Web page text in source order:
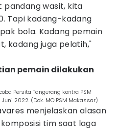
pandang wasit, kita
Tapi kadang-kadang
bola. Kadang pemain
kadang juga pelatih,"
pemain dilakukan
Persita Tangerang kontra PSM
2022. (Dok. MO PSM Makassar)
menjelaskan alasan
tim saat laga